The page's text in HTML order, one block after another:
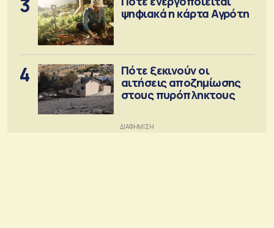
3
ψηφιακά η κάρτα Αγρότη
4
Πότε ξεκινούν οι
αιτήσεις αποζημίωσης
στους πυρόπληκτους